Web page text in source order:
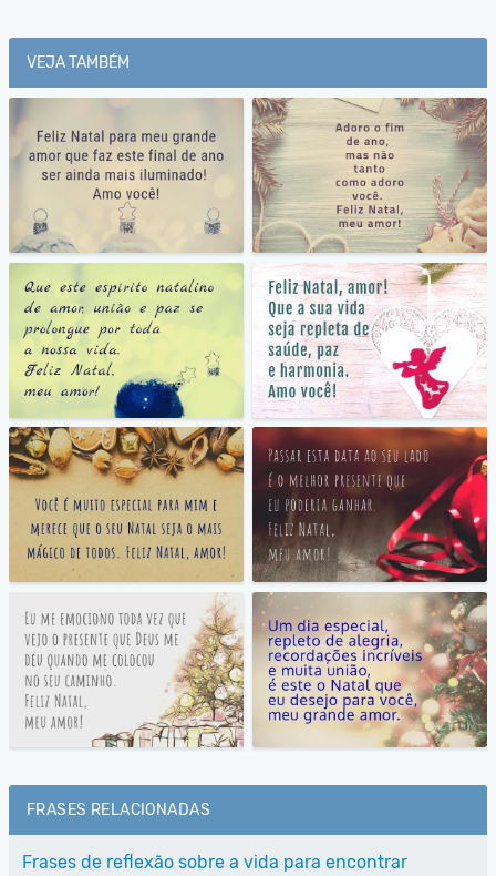
VEJA TAMBÉM
FRASES RELACIONADAS
Frases de reflexão sobre a vida para encontrar